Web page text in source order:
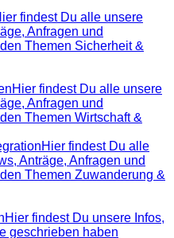
findest Du alle unsere
Anfragen und
Themen Sicherheit &
Hier findest Du alle unsere
Anfragen und
Themen Wirtschaft &
Hier findest Du alle
Anträge, Anfragen und
Themen Zuwanderung &
Hier findest Du unsere Infos,
geschrieben haben